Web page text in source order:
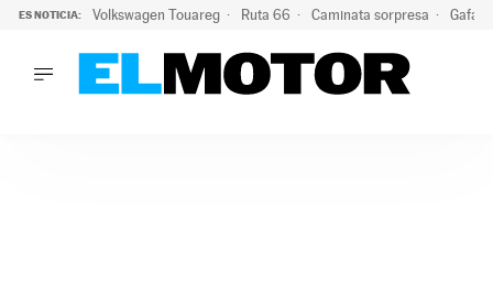
ES NOTICIA: Volkswagen Touareg Ruta 66 Caminata sorpresa Gafas